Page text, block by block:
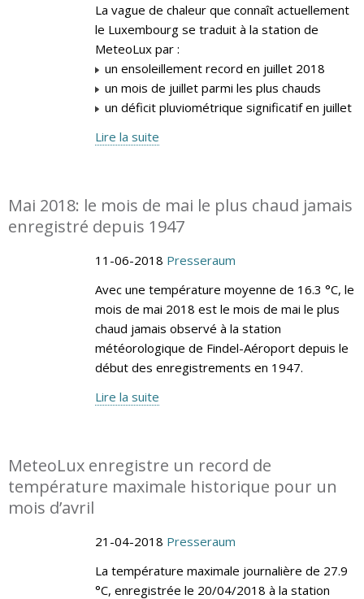
La vague de chaleur que connaît actuellement
le Luxembourg se traduit à la station de
MeteoLux par :
un ensoleillement record en juillet 2018
un mois de juillet parmi les plus chauds
un déficit pluviométrique significatif en juillet
Lire la suite
Mai 2018: le mois de mai le plus chaud jamais
enregistré depuis 1947
11-06-2018 Presseraum
Avec une température moyenne de 16.3 °C, le
mois de mai 2018 est le mois de mai le plus
chaud jamais observé à la station
météorologique de Findel-Aéroport depuis le
début des enregistrements en 1947.
Lire la suite
MeteoLux enregistre un record de
température maximale historique pour un
mois d’avril
21-04-2018 Presseraum
La température maximale journalière de 27.9
°C, enregistrée le 20/04/2018 à la station